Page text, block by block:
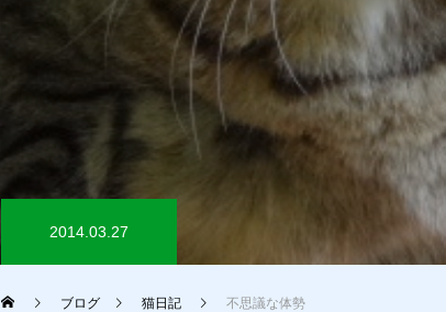
2014.03.27
ブログ 猫日記 不思議な体勢